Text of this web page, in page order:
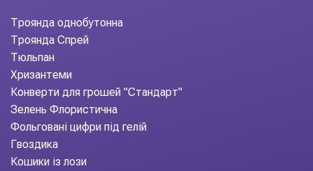
Троянда однобутонна
Троянда Спрей
Тюльпан
Хризантеми
Конверти для грошей "Стандарт"
Зелень Флористична
Фольговані цифри під гелій
Гвоздика
Кошики із лози